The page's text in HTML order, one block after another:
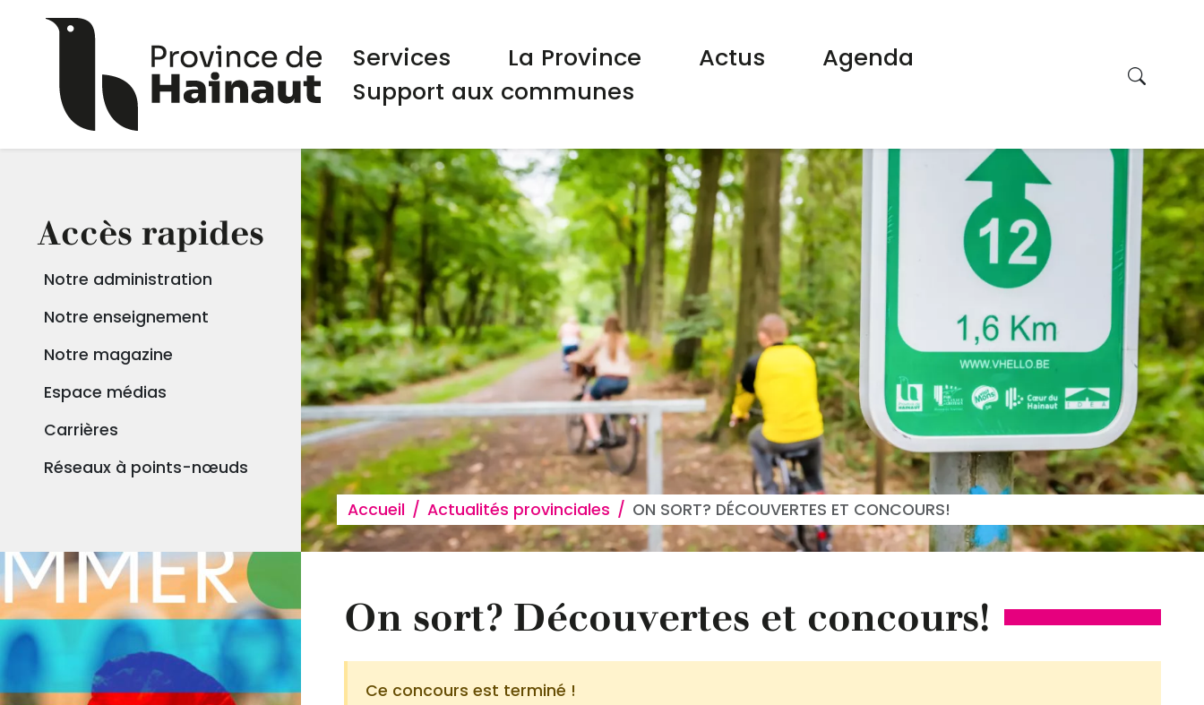
Navigation principale
Services La Province Actus
Agenda
Support aux communes
Accès rapides
Notre administration
Notre enseignement
Notre magazine
Espace médias
Carrières
Réseaux à points-nœuds
Fil d'Ariane
Accueil Actualités provinciales ON SORT? DÉCOUVERTES ET CONCOURS!
On sort? Découvertes et concours!
Ce concours est terminé !